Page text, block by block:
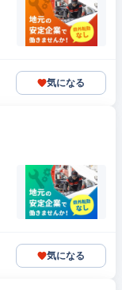
気になる
気になる